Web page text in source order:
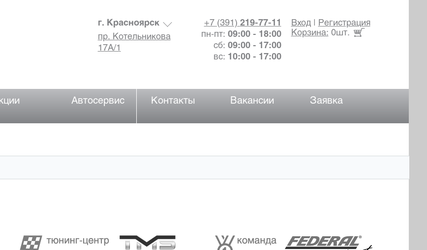
Вход|
Регистрация
Корзина: 0шт.
+7 (391) 219-77-11
пн-пт: 09:00 - 18:00
сб: 09:00 - 17:00
вс: 10:00 - 17:00
г. Красноярск
пр. Котельникова
17А/1
Автосервис Контакты Вакансии Заявка